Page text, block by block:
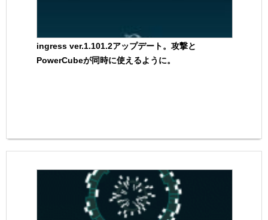
ingress ver.1.101.2アップデート。攻撃と
PowerCubeが同時に使えるように。